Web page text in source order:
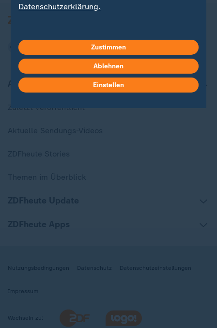
Aktuell bei ZDFheute
Zuletzt veröffentlicht
Nutzungsbedingungen Datenschutz Datenschutzeinstellungen
Impressum
Wechseln zu:
Datenschutzerklärung.
Zustimmen
Ablehnen
Einstellen